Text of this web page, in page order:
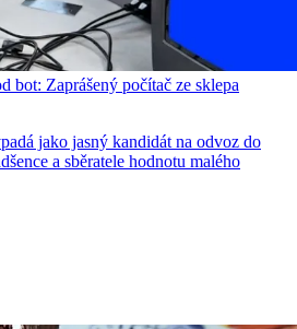
bot: Zaprášený počítač ze sklepa
jako jasný kandidát na odvoz do
a sběratele hodnotu malého